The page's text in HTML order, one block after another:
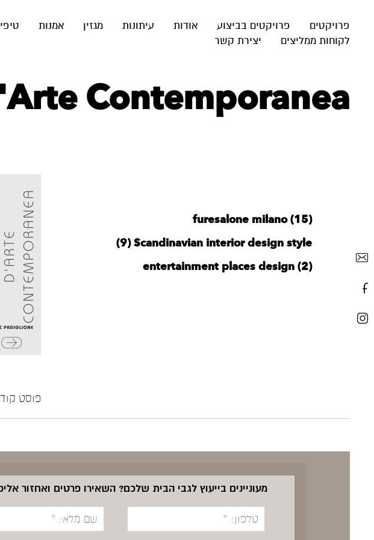
פרויקטים פרויקטים בביצוע אודות עיתונות מגזין אמנות
לקוחות ממליצים
יצירת קשר
Contemporanea
furesalone milano (15)
‪Scandinavian interior design style‬‏ (9)
entertainment places design (2)
פוסט
מעוניינים בייעוץ לגבי הבית שלכם? השאירו פרטים ואחזור